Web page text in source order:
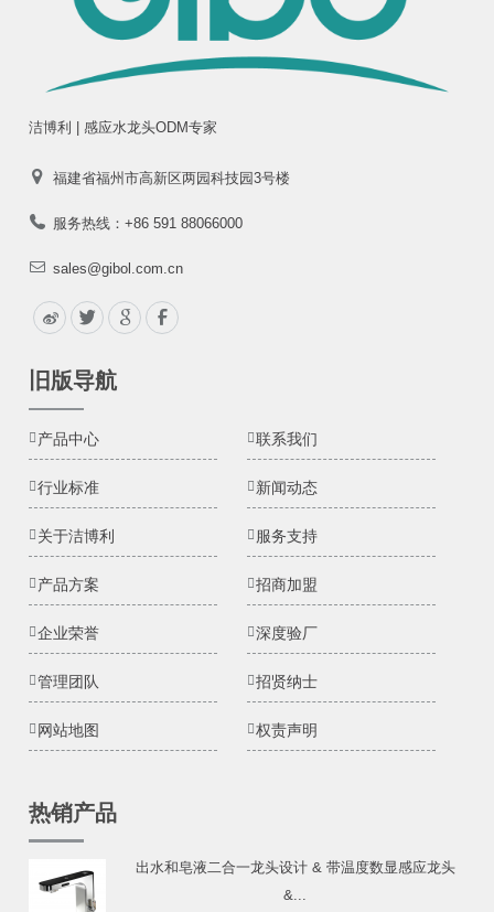
洁博利 | 感应水龙头ODM专家
福建省福州市高新区两园科技园3号楼
服务热线：+86 591 88066000
sales@gibol.com.cn
旧版导航
产品中心 联系我们
行业标准 新闻动态
关于洁博利 服务支持
产品方案 招商加盟
企业荣誉 深度验厂
管理团队 招贤纳士
网站地图 权责声明
热销产品
出水和皂液二合一龙头设计 & 带温度数显感应龙头
&...